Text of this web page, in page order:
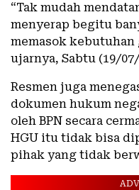
“Tak mudah
menyerap begitu
memasok kebutuhan
ujarnya, Sabtu (19/
Resmen juga
dokumen hukum
oleh BPN secara
HGU itu tidak bisa
pihak yang tidak